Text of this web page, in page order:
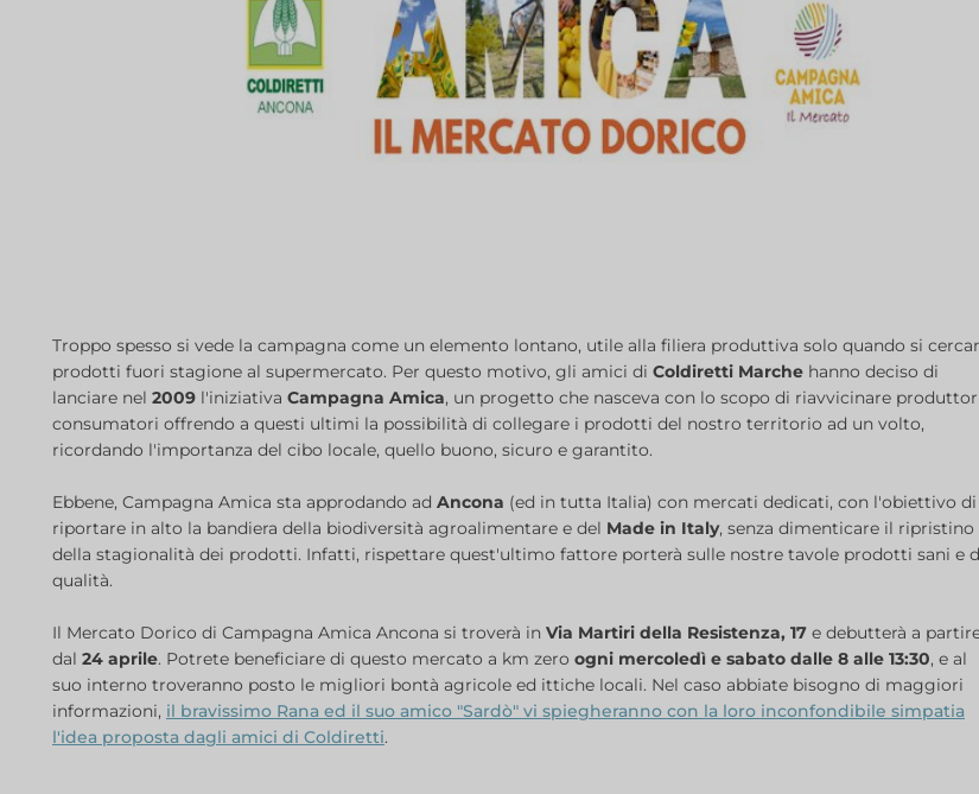
Troppo spesso si vede la campagna come un elemento lontano, utile alla filiera produttiva solo quando si
prodotti fuori stagione al supermercato. Per questo motivo, gli amici di Coldiretti Marche hanno deciso di
lanciare nel 2009 l'iniziativa Campagna Amica, un progetto che nasceva con lo scopo di riavvicinare
consumatori offrendo a questi ultimi la possibilità di collegare i prodotti del nostro territorio ad un volto,
ricordando l'importanza del cibo locale, quello buono, sicuro e garantito.
Ebbene, Campagna Amica sta approdando ad Ancona (ed in tutta Italia) con mercati dedicati, con l'obiettivo di
riportare in alto la bandiera della biodiversità agroalimentare e del Made in Italy, senza dimenticare il ripristino
della stagionalità dei prodotti. Infatti, rispettare quest'ultimo fattore porterà sulle nostre tavole prodotti sani e
qualità.
Il Mercato Dorico di Campagna Amica Ancona si troverà in Via Martiri della Resistenza, 17 e debutterà a
dal 24 aprile. Potrete beneficiare di questo mercato a km zero ogni mercoledì e sabato dalle 8 alle 13:30, e al
suo interno troveranno posto le migliori bontà agricole ed ittiche locali. Nel caso abbiate bisogno di maggiori
informazioni, il bravissimo Rana ed il suo amico "Sardò" vi spiegheranno con la loro inconfondibile simpatia
l'idea proposta dagli amici di Coldiretti.